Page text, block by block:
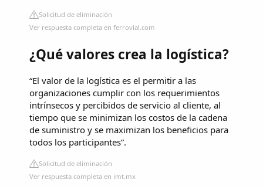
Solicitud de eliminación
Ver respuesta completa en ferrovial.com
¿Qué valores crea la logística?
“El valor de la logística es el permitir a las
organizaciones cumplir con los requerimientos
intrínsecos y percibidos de servicio al cliente, al
tiempo que se minimizan los costos de la cadena
de suministro y se maximizan los beneficios para
todos los participantes”.
Solicitud de eliminación
Ver respuesta completa en imt.mx